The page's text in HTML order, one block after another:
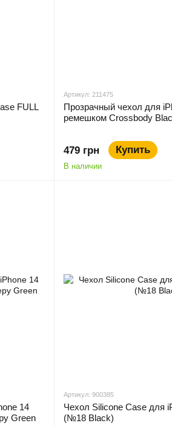
FULL
Артикул: 211475
Прозрачный чехол для
ремешком Crossbody
479 грн Купить
В наличии
14
Green
Артикул: 900385
Чехол Silicone Case для
(№18 Black)